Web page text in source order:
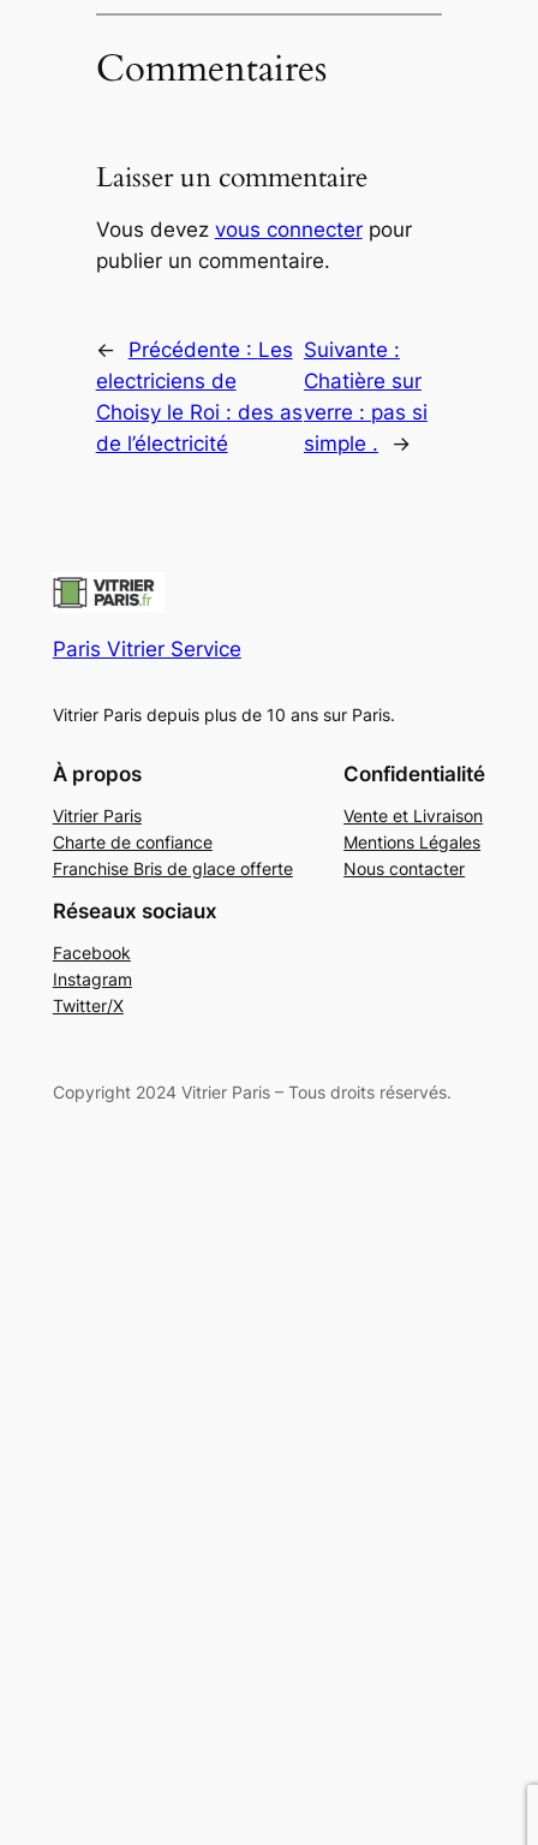
Commentaires
Laisser un commentaire
Vous devez vous connecterpour
publier un commentaire.
← Précédente : Les
electriciens de
Choisy le Roi : des as
de l’électricité
Suivante :
Chatière sur
verre : pas si
simple .
→
Paris Vitrier Service
Vitrier Paris depuis plus de 10 ans sur Paris.
À propos
Vitrier Paris
Charte de confiance
Franchise Bris de glace offerte
Confidentialité
Vente et Livraison
Mentions Légales
Nous contacter
Réseaux sociaux
Facebook
Instagram
Twitter/X
Copyright 2024 Vitrier Paris – Tous droits réservés.